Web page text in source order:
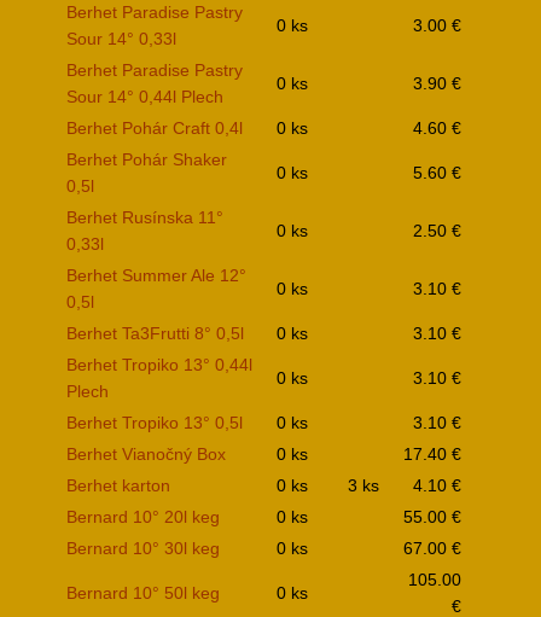
Berhet Paradise Pastry
Sour 14° 0,33l
0 ks 3.00 €
Berhet Paradise Pastry
Sour 14° 0,44l Plech
0 ks 3.90 €
Berhet Pohár Craft 0,4l 0 ks
4.60 €
Berhet Pohár Shaker
0,5l
0 ks 5.60 €
Berhet Rusínska 11°
0,33l
0 ks 2.50 €
Berhet Summer Ale 12°
0,5l
0 ks 3.10 €
Berhet Ta3Frutti 8° 0,5l 0 ks
3.10 €
Berhet Tropiko 13° 0,44l
Plech
0 ks 3.10 €
Berhet Tropiko 13° 0,5l 0 ks
3.10 €
Berhet Vianočný Box
0 ks
17.40 €
Berhet karton
0 ks 3 ks
4.10 €
Bernard 10° 20l keg
0 ks
55.00 €
Bernard 10° 30l keg
0 ks 67.00 €
Bernard 10° 50l keg 0 ks
105.00
€